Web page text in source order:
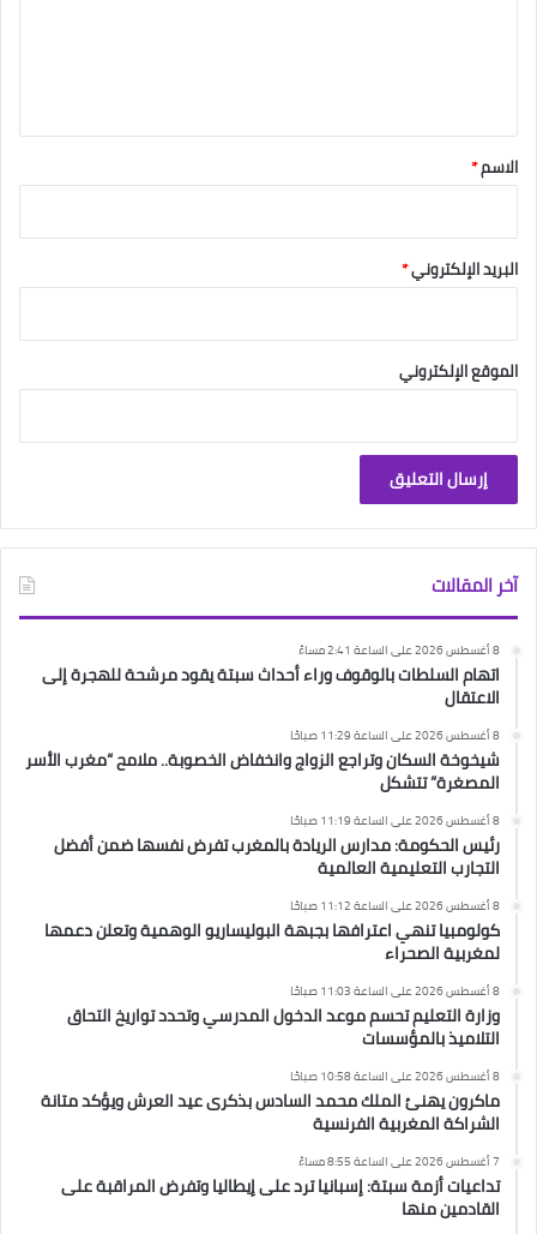
*
الاسم*
البريد الإلكتروني*
الموقع الإلكتروني
آخر المقالات
8 أغسطس 2026 على الساعة 2:41 مساءً
اتهام السلطات بالوقوف وراء أحداث سبتة يقود مرشحة للهجرة إلى
الاعتقال
8 أغسطس 2026 على الساعة 11:29 صباحًا
شيخوخة السكان وتراجع الزواج وانخفاض الخصوبة.. ملامح “مغرب الأسر
المصغرة” تتشكل
8 أغسطس 2026 على الساعة 11:19 صباحًا
رئيس الحكومة: مدارس الريادة بالمغرب تفرض نفسها ضمن أفضل
التجارب التعليمية العالمية
8 أغسطس 2026 على الساعة 11:12 صباحًا
كولومبيا تنهي اعترافها بجبهة البوليساريو الوهمية وتعلن دعمها
لمغربية الصحراء
8 أغسطس 2026 على الساعة 11:03 صباحًا
وزارة التعليم تحسم موعد الدخول المدرسي وتحدد تواريخ التحاق
التلاميذ بالمؤسسات
8 أغسطس 2026 على الساعة 10:58 صباحًا
ماكرون يهنئ الملك محمد السادس بذكرى عيد العرش ويؤكد متانة
الشراكة المغربية الفرنسية
7 أغسطس 2026 على الساعة 8:55 مساءً
تداعيات أزمة سبتة: إسبانيا ترد على إيطاليا وتفرض المراقبة على
القادمين منها